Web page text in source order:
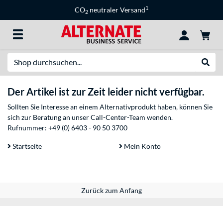
CO2 neutraler Versand1
Der Artikel ist zur Zeit leider nicht verfügbar.
Sollten Sie Interesse an einem Alternativprodukt haben, können Sie
sich zur Beratung an unser Call-Center-Team wenden.
Rufnummer: +49 (0) 6403 - 90 50 3700
Startseite Mein Konto
Zurück zum Anfang